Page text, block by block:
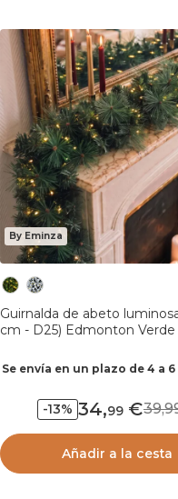
By Eminza
Guirnalda de abeto
cm - D25) Edmonton Verde
Se envía en un plazo de 4 a
-13% 34,99
Añadir a la cesta